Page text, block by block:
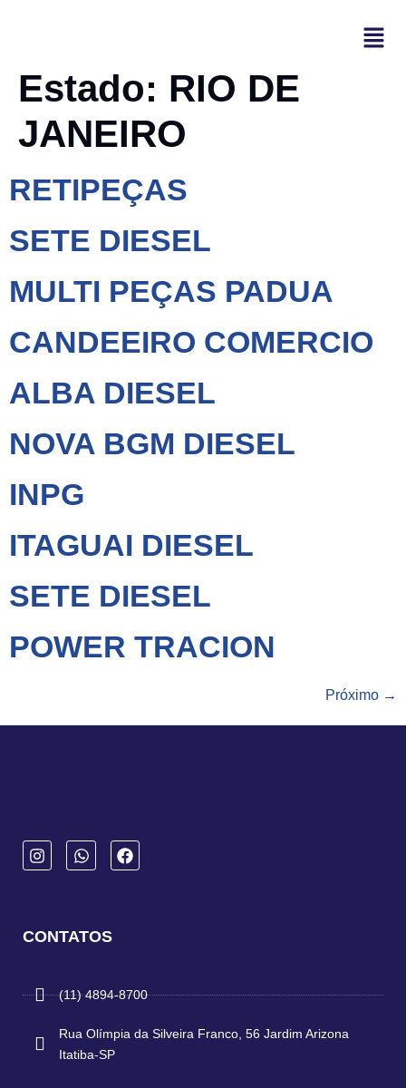
Estado: RIO DE
JANEIRO
RETIPEÇAS
SETE DIESEL
MULTI PEÇAS PADUA
CANDEEIRO COMERCIO
ALBA DIESEL
NOVA BGM DIESEL
INPG
ITAGUAI DIESEL
SETE DIESEL
POWER TRACION
Próximo →
CONTATOS
(11) 4894-8700
Rua Olímpia da Silveira Franco, 56 Jardim Arizona
Itatiba-SP